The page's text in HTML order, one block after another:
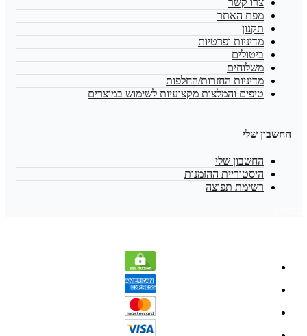
מפת האתר
תקנון
מדיניות ופרטיות
ביטולים
משלוחים
מדיניות החזרות/החלפות
טיפים והמלצות מקצועיות לשימוש במוצרים
החשבון שלי
החשבון שלי
היסטוריית ההזמנות
רשימת תפוצה